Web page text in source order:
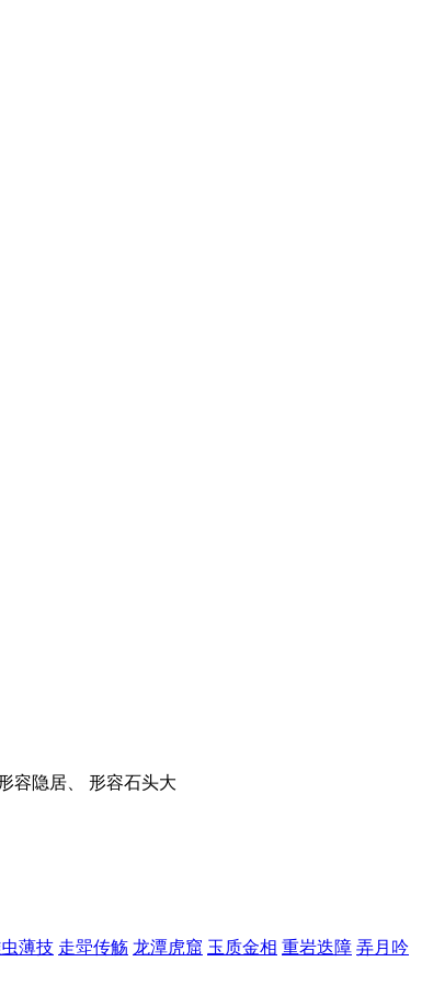
容隐居、 形容石头大
薄技 走斝传觞 龙潭虎窟 玉质金相 重岩迭障 弄月吟